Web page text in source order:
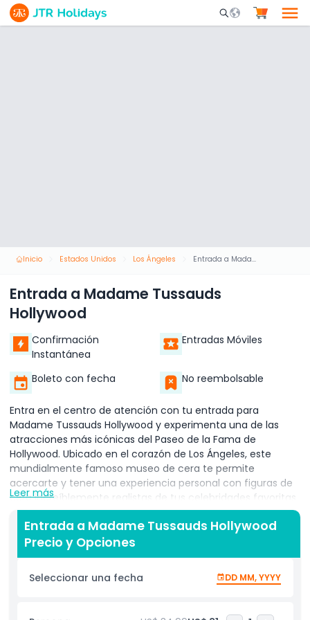
Mobile Search
Inicio Estados Unidos Los Ángeles Entrada a Madame Tussauds Hollywood
Entrada a Madame Tussauds
Hollywood
Confirmación
Instantánea
Entradas Móviles
Boleto con fecha No reembolsable
Entra en el centro de atención con tu entrada para
Madame Tussauds Hollywood y experimenta una de las
atracciones más icónicas del Paseo de la Fama de
Hollywood. Ubicado en el corazón de Los Ángeles, este
mundialmente famoso museo de cera te permite
acercarte y tener una experiencia personal con figuras de
cera increíblemente realistas de tus celebridades favoritas
de Hollywood, estrellas de cine, leyendas de la música y
superhéroes. Captura selfies inolvidables con estrellas
como Marilyn Monroe, Brad Pitt, Taylor Swift, Spider Man y
más en zonas temáticas altamente detalladas. Ya seas un
fanático del cine, un amante de la música o un entusiasta
de la cultura pop, Madame Tussauds Los Ángeles ofrece
Superhéroes de Marvel, donde imágenes y efectos
Leer más
Entrada a Madame Tussauds Hollywood
Precio y Opciones
Seleccionar una fecha DD MM, YYYY